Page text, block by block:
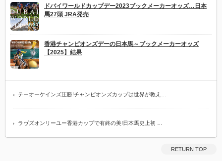
ドバイワールドカップデー2023ブックメーカーオッズ…日本
馬27頭 JRA発売
香港チャンピオンズデーの日本馬～ブックメーカーオッズ
【2025】結果
テーオーケインズ圧勝!チャンピオンズカップは世界が教え…
ラヴズオンリーユー香港カップで有終の美!日本馬史上初 …
RETURN TOP